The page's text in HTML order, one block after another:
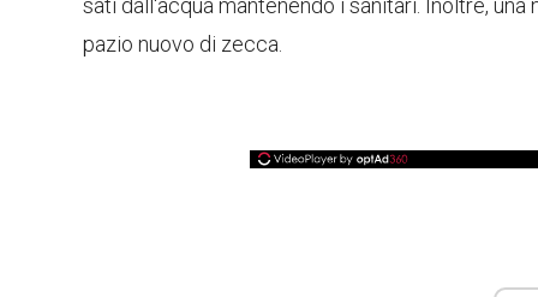
sati dall'acqua mantenendo i sanitari. Inoltre,
pazio nuovo di zecca.